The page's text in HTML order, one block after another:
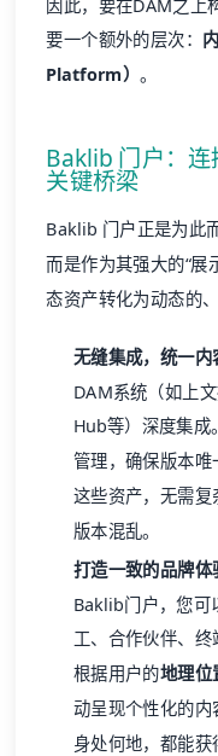
因此，要在DAM之上
要一个额外的层次：
Platform） 。
Baklib 门户：
关键桥梁
Baklib 门户正是为此
而是作为其强大的“展
态资产转化为动态的
无缝集成，统一内
DAM系统（如上
Hub等）深度集成
管理，确保版本
这些资产，无需
版本混乱。
打造一致的品牌体
Baklib门户，您可
工、合作伙伴、
根据用户的地理位
动呈现个性化的
身处何地，都能